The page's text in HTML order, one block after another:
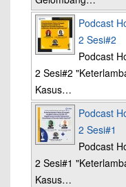
Podcast
2 Sesi#2
Podcast
2 Sesi#2
Kasus…
Podcast
2 Sesi#1
Podcast
2 Sesi#1
Kasus…